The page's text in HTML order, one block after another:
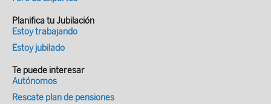
Planifica tu Jubilación
Estoy trabajando
Estoy jubilado
Te puede interesar
Autónomos
Rescate plan de pensiones